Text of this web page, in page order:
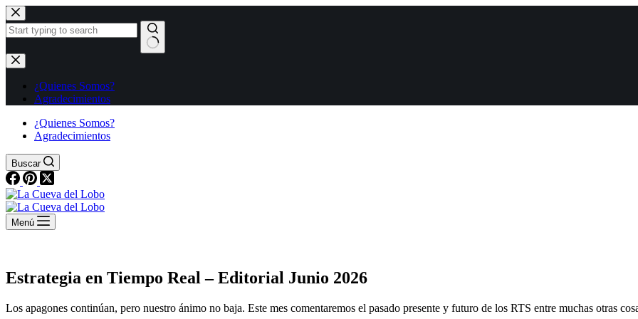
Saltar
al
contenido
Sin
resultados
¿Quienes Somos?
Agradecimientos
¿Quienes Somos?
Agradecimientos
Buscar
Menú
Estrategia en Tiempo Real – Editorial Junio 2026
Los apagones continúan, pero nuestro ánimo no baja. Este mes comentaremos el pasado presente y futuro de los RTS entre muchas otras